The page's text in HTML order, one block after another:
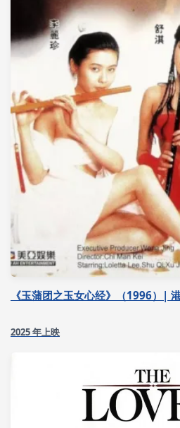
《玉蒲团之玉女心经》（1996）|
2025 年上映